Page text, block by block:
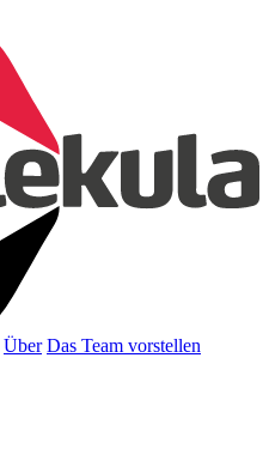
Über Das Team vorstellen